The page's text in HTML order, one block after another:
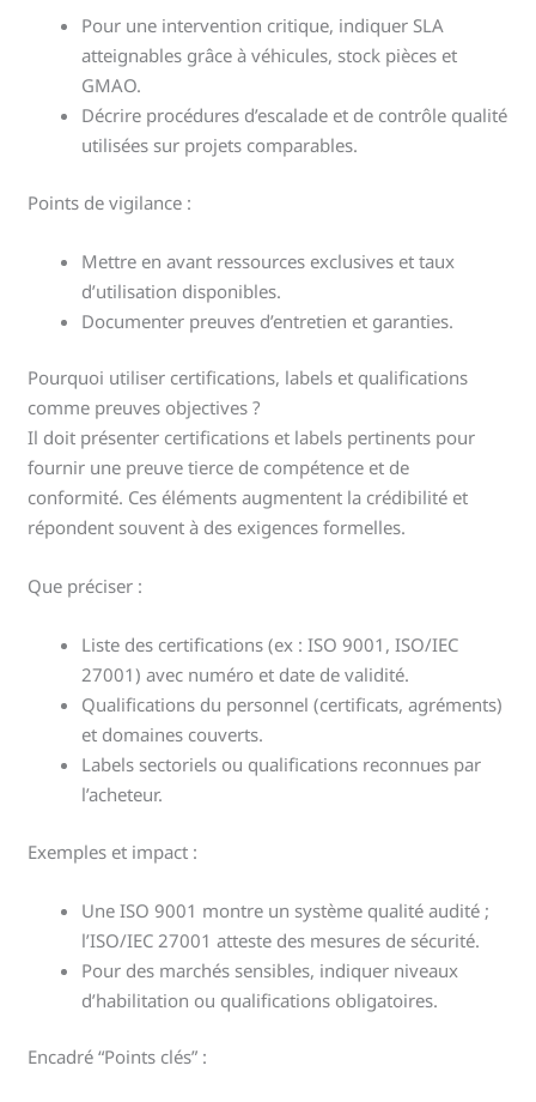
Pour une intervention critique, indiquer SLA
atteignables grâce à véhicules, stock pièces et
GMAO.
Décrire procédures d’escalade et de contrôle qualité
utilisées sur projets comparables.
Points de vigilance :
Mettre en avant ressources exclusives et taux
d’utilisation disponibles.
Documenter preuves d’entretien et garanties.
Pourquoi utiliser certifications, labels et qualifications
comme preuves objectives ?
Il doit présenter certifications et labels pertinents pour
fournir une preuve tierce de compétence et de
conformité. Ces éléments augmentent la crédibilité et
répondent souvent à des exigences formelles.
Que préciser :
Liste des certifications (ex : ISO 9001, ISO/IEC
27001) avec numéro et date de validité.
Qualifications du personnel (certificats, agréments)
et domaines couverts.
Labels sectoriels ou qualifications reconnues par
l’acheteur.
Exemples et impact :
Une ISO 9001 montre un système qualité audité ;
l’ISO/IEC 27001 atteste des mesures de sécurité.
Pour des marchés sensibles, indiquer niveaux
d’habilitation ou qualifications obligatoires.
Encadré “Points clés” :